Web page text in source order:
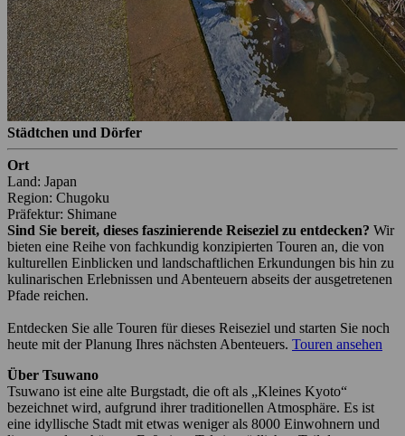
Städtchen und Dörfer
Ort
Land: Japan
Region: Chugoku
Präfektur: Shimane
Sind Sie bereit, dieses faszinierende Reiseziel zu entdecken? Wir
bieten eine Reihe von fachkundig konzipierten Touren an, die von
kulturellen Einblicken und landschaftlichen Erkundungen bis hin zu
kulinarischen Erlebnissen und Abenteuern abseits der ausgetretenen
Pfade reichen.
Entdecken Sie alle Touren für dieses Reiseziel und starten Sie noch
heute mit der Planung Ihres nächsten Abenteuers. Touren ansehen
Über Tsuwano
Tsuwano ist eine alte Burgstadt, die oft als „Kleines Kyoto“
bezeichnet wird, aufgrund ihrer traditionellen Atmosphäre. Es ist
eine idyllische Stadt mit etwas weniger als 8000 Einwohnern und